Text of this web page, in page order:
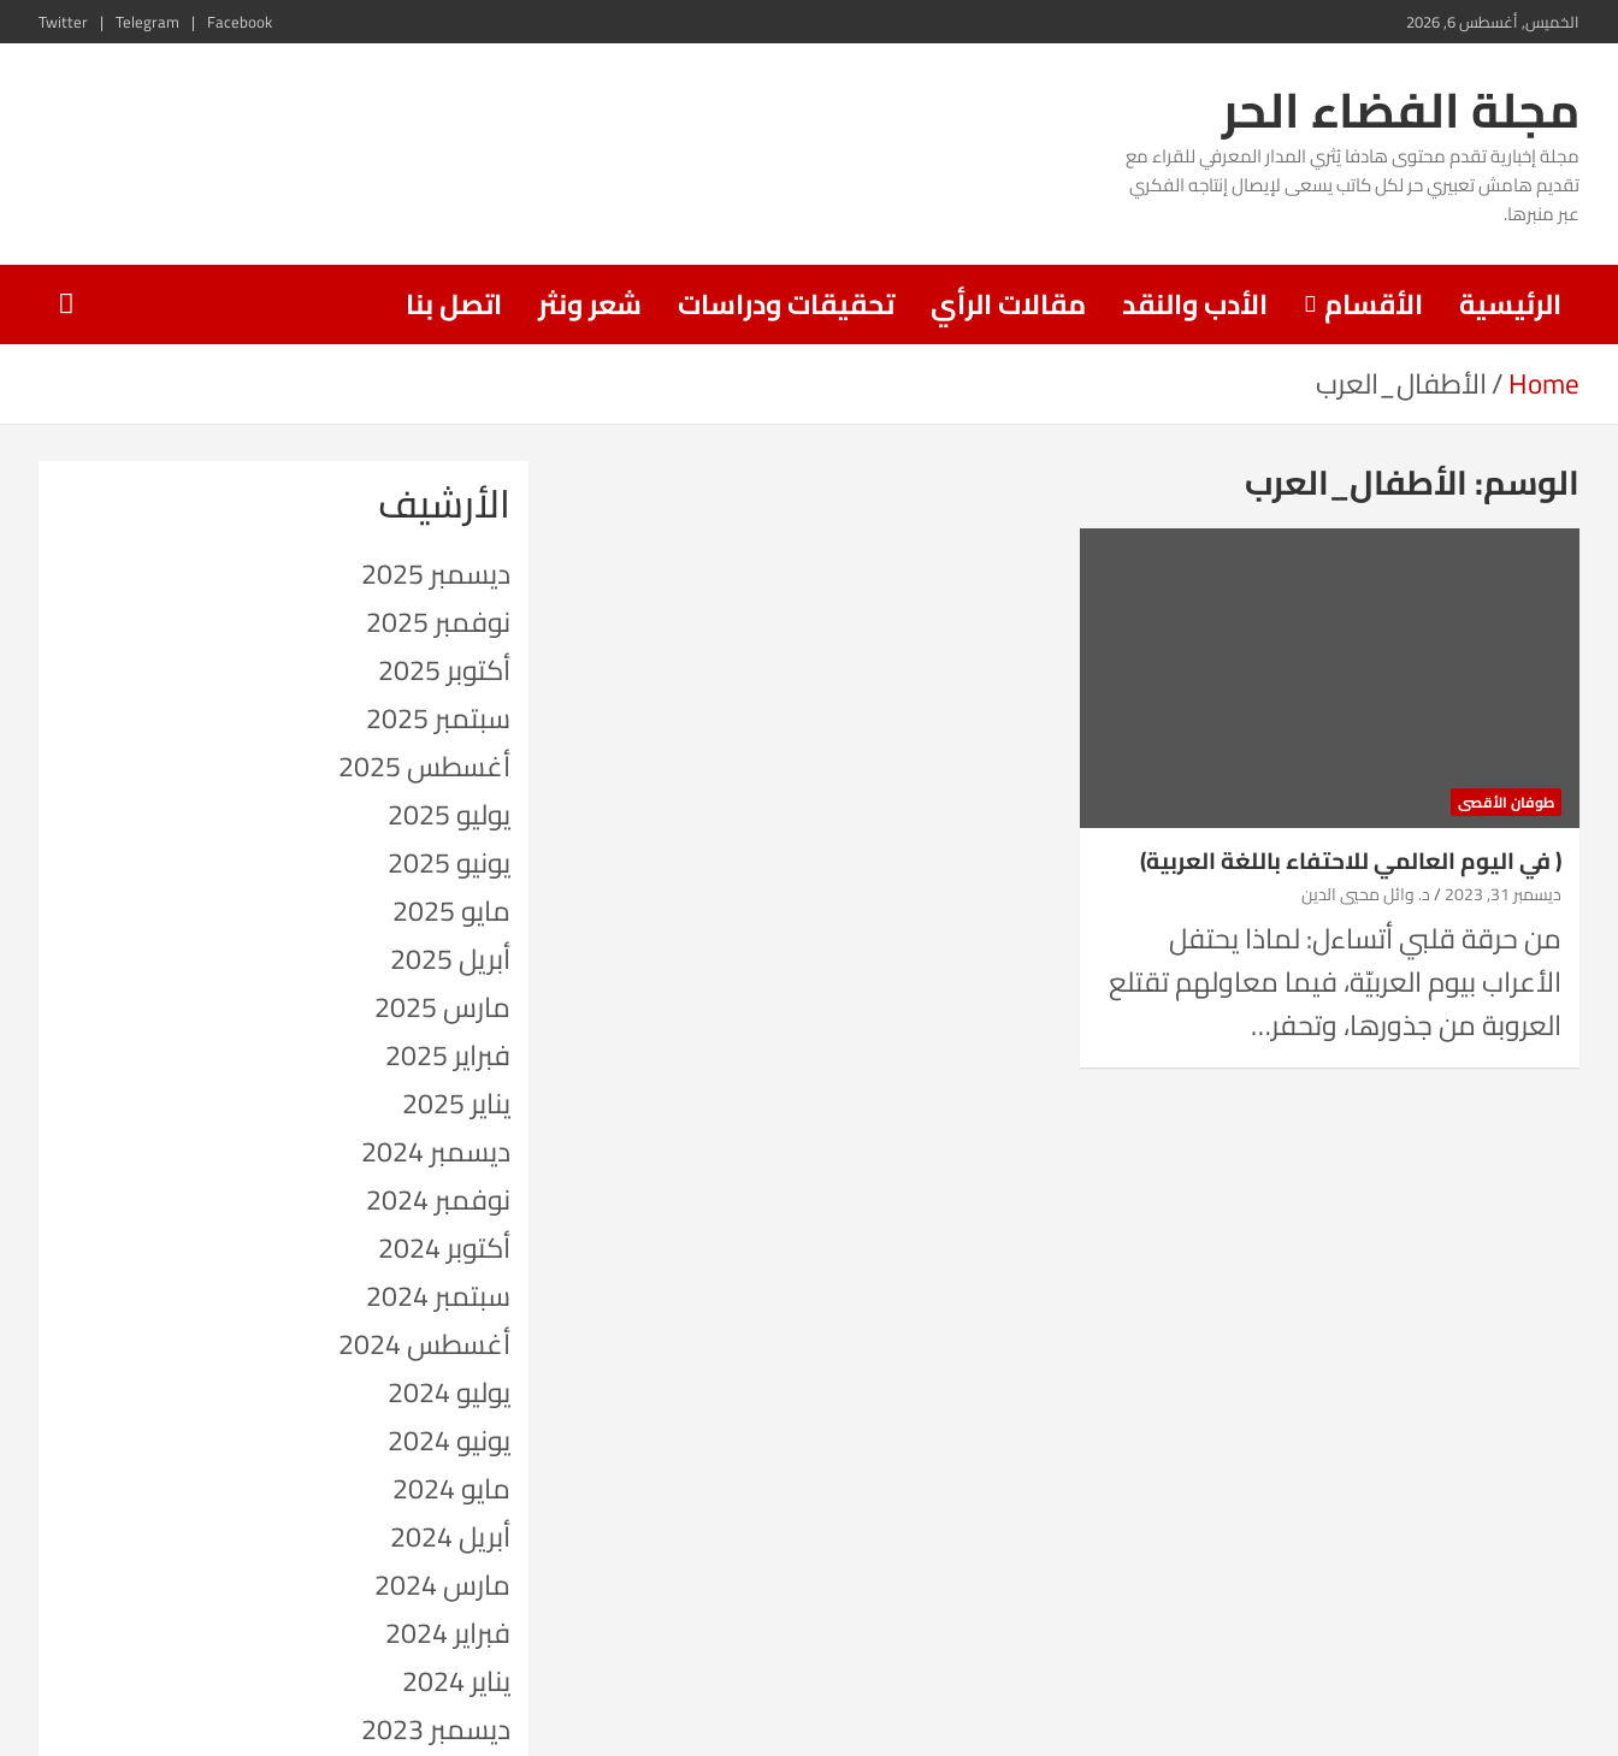
Skip
content
الخميس, أغسطس 6, 2026 Facebook
Telegram
Twitter
مجلة الفضاء الحر
مجلة إخبارية تقدم محتوى هادفا يُثري المدار المعرفي للقراء مع
تقديم هامش تعبيري حر لكل كاتب يسعى لإيصال إنتاجه الفكري
عبر منبرها.
الرئيسية الأقسام الأدب والنقد مقالات الرأي تحقيقات ودراسات شعر ونثر
اتصل بنا
Home الأطفال_العرب
الوسم:الأطفال_العرب
طوفان الأقصى
( في اليوم العالمي للاحتفاء باللغة العربية)
ديسمبر 31, 2023 د. وائل محيي الدين
من حرقة قلبي أتساءل: لماذا يحتفل
الأعراب بيوم العربيّة، فيما معاولهم تقتلع
العروبة من جذورها، وتحفر…
الأرشيف
ديسمبر 2025
نوفمبر 2025
أكتوبر 2025
سبتمبر 2025
أغسطس 2025
يوليو 2025
يونيو 2025
مايو 2025
أبريل 2025
مارس 2025
فبراير 2025
يناير 2025
ديسمبر 2024
نوفمبر 2024
أكتوبر 2024
سبتمبر 2024
أغسطس 2024
يوليو 2024
يونيو 2024
مايو 2024
أبريل 2024
مارس 2024
فبراير 2024
يناير 2024
ديسمبر 2023